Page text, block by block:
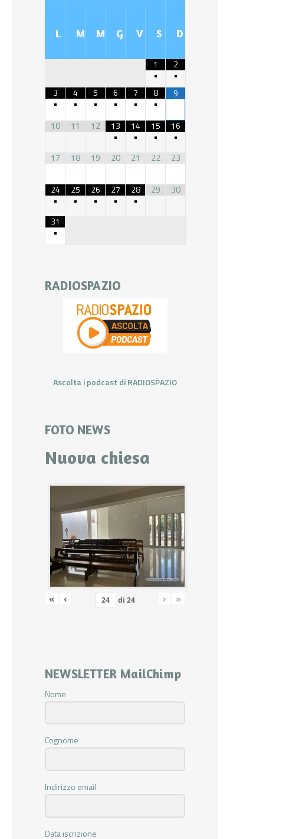
L M M G V S D
1
•
2
•
3
•
4
•
5
•
6
•
7
•
8
•
9
10 11 12
13
•
14
•
15
•
16
•
17
18 19 20 21 22 23
24
•
25
•
26
•
27
•
28
•
29 30
31
•
RADIOSPAZIO
Ascolta i podcast di RADIOSPAZIO
FOTO NEWS
Nuova chiesa
« ‹ di 24 › »
NEWSLETTER MailChimp
Nome
Cognome
Indirizzo email
Data iscrizione